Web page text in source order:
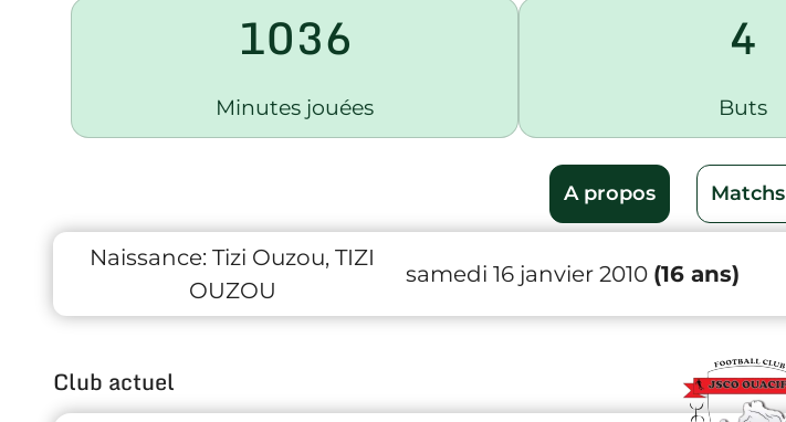
1036
Minutes jouées
4
Buts
A propos Matchs
Naissance: Tizi Ouzou, TIZI
OUZOU
samedi 16 janvier 2010 (16 ans)
Club actuel